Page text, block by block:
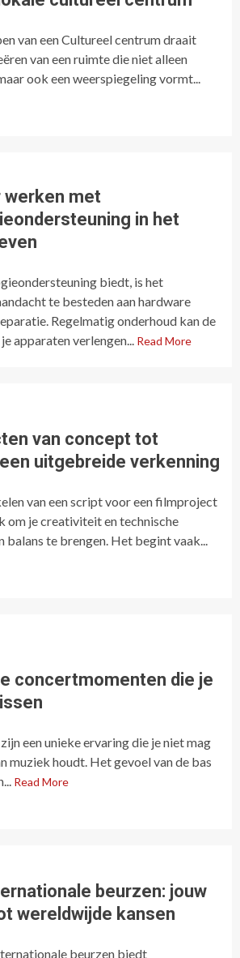
van een Cultureel centrum draait
van een ruimte die niet alleen
ook een weerspiegeling vormt...
werken met
in het
biedt, is het
te besteden aan hardware
Regelmatig onderhoud kan de
apparaten verlengen... Read More
van concept tot
uitgebreide verkenning
van een script voor een filmproject
om je creativiteit en technische
balans te brengen. Het begint vaak...
concertmomenten die je
een unieke ervaring die je niet mag
muziek houdt. Het gevoel van de bas
Read More
beurzen: jouw
wereldwijde kansen
beurzen biedt